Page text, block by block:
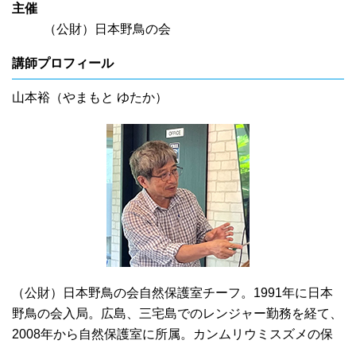
主催
（公財）日本野鳥の会
講師プロフィール
山本裕（やまもと ゆたか）
（公財）日本野鳥の会自然保護室チーフ。1991年に日本
野鳥の会入局。広島、三宅島でのレンジャー勤務を経て、
2008年から自然保護室に所属。カンムリウミスズメの保